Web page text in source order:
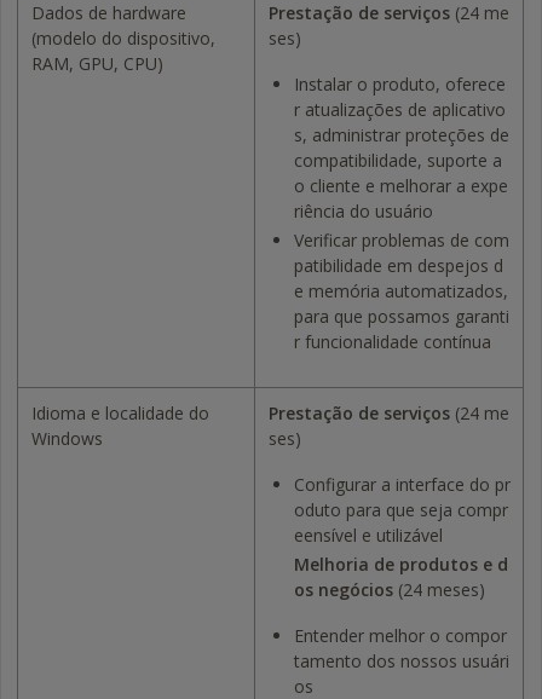
Dados de hardware
(modelo do dispositivo,
RAM, GPU, CPU)
Prestação de serviços (24 me
ses)
Instalar o produto, oferece
r atualizações de aplicativo
s, administrar proteções de
compatibilidade, suporte a
o cliente e melhorar a expe
riência do usuário
Verificar problemas de com
patibilidade em despejos d
e memória automatizados,
para que possamos garanti
r funcionalidade contínua
Idioma e localidade do
Windows
Prestação de serviços (24 me
ses)
Configurar a interface do pr
oduto para que seja compr
eensível e utilizável
Melhoria de produtos e d
os negócios (24 meses)
Entender melhor o compor
tamento dos nossos usuári
os